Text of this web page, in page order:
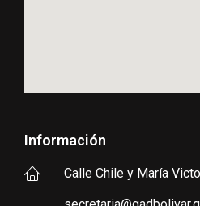
Información
Calle Chile y María